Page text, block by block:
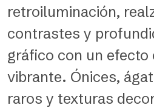
retroiluminación,
contrastes y
gráfico con un
vibrante. Ónices,
raros y texturas